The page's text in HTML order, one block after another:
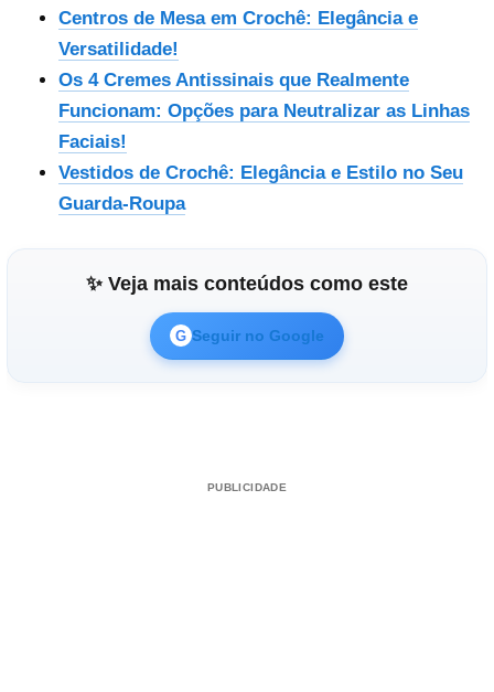
Centros de Mesa em Crochê: Elegância e
Versatilidade!
Os 4 Cremes Antissinais que Realmente
Funcionam: Opções para Neutralizar as Linhas
Faciais!
Vestidos de Crochê: Elegância e Estilo no Seu
Guarda-Roupa
✨ Veja mais conteúdos como este
G Seguir no Google
PUBLICIDADE